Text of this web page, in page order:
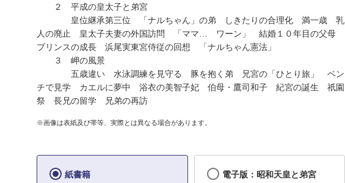
２ 平成の皇太子と弟宮
皇位継承第三位 「ナルちゃん」の弟 しきたりの合理化 満一歳 乳
人の廃止 皇太子夫妻の外国訪問 「ママ… ワーン」 結婚１０年目の父母
プリンスの成長 浜尾実東宮侍従の回想 「ナルちゃん憲法」
３ 岬の風景
五歳違い 水泳調練を見守る 豚を抱く弟 兄宮の「ひとり旅」 ベン
チで見学 カエルに夢中 浴衣の美智子妃 伯母・鷹司和子 紀宮の誕生 祇園
祭 長兄の留学 兄弟の再訪
※画像は表紙及び帯等、実際とは異なる場合があります。
紙書籍 電子版：昭和天皇と弟宮